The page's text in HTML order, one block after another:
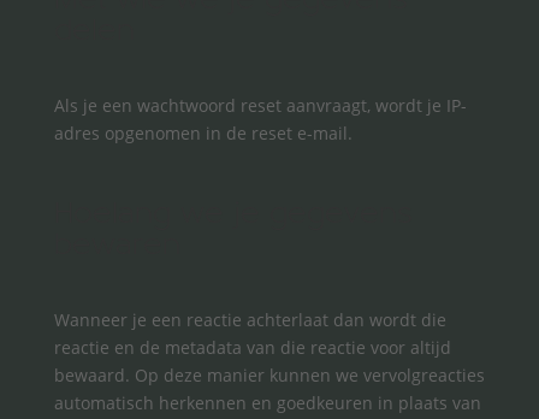
Als je een wachtwoord reset aanvraagt, wordt je IP-
adres opgenomen in de reset e-mail.
Wanneer je een reactie achterlaat dan wordt die
reactie en de metadata van die reactie voor altijd
bewaard. Op deze manier kunnen we vervolgreacties
automatisch herkennen en goedkeuren in plaats van